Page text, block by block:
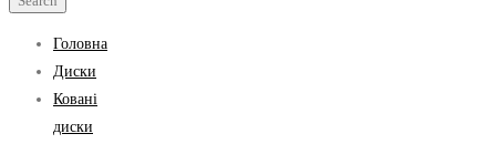
Головна
Диски
Ковані
диски